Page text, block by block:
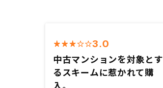
3.0
中古マンションを対象とす
るスキームに惹かれて購
入。